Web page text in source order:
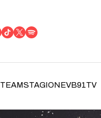
TEAMSTAGIONEVB91TV